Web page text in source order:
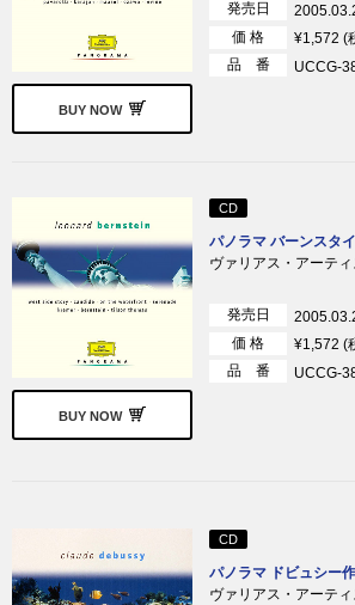
BUY NOW
発売日
価 格
¥1,572 (
品 番
UCCG-
BUY NOW
CD
パノラマ バーンスタ
ヴァリアス・アーティ
発売日
価 格
¥1,572 (
品 番
UCCG-
CD
パノラマ ドビュシー
ヴァリアス・アーティ